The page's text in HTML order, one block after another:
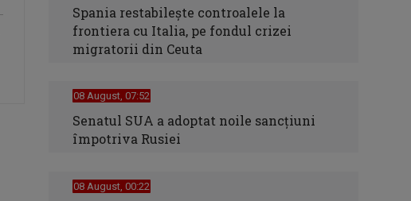
Spania restabileşte controalele la
frontiera cu Italia, pe fondul crizei
migratorii din Ceuta
08 August, 07:52
Senatul SUA a adoptat noile sancţiuni
împotriva Rusiei
08 August, 00:22